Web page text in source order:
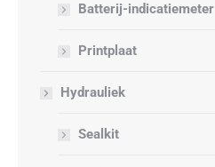
Batterij-indicatiemeter
Printplaat
Hydrauliek
Sealkit